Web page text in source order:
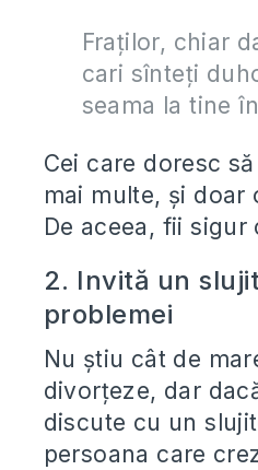
Fraţilor, chiar
cari sînteţi
seama la tine
Cei care doresc
mai multe, și
De aceea, fii
2. Invită un
problemei
Nu știu cât de
divorțeze, dar
discute cu un
persoana care